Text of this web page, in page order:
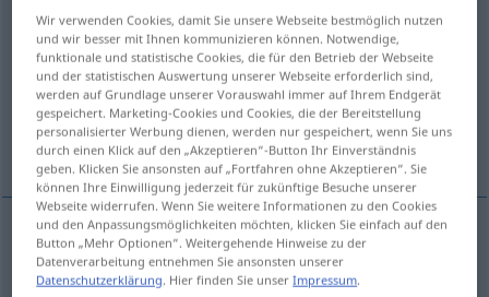
krakeelenv/i <keinge-;h>
Übersicht aller Übersetzungen
(Für mehr Details die Übersetzung anklicken/antippen)
make a row
make(odkickup) arow(odracket)
krakeelen
Wir verwenden Cookies, damit Sie unsere Webseite bestmöglich nutzen
und wir besser mit Ihnen kommunizieren können. Notwendige,
funktionale und statistische Cookies, die für den Betrieb der Webseite
und der statistischen Auswertung unserer Webseite erforderlich sind,
werden auf Grundlage unserer Vorauswahl immer auf Ihrem Endgerät
gespeichert. Marketing-Cookies und Cookies, die der Bereitstellung
personalisierter Werbung dienen, werden nur gespeichert, wenn Sie uns
durch einen Klick auf den „Akzeptieren“-Button Ihr Einverständnis
geben. Klicken Sie ansonsten auf „Fortfahren ohne Akzeptieren“. Sie
können Ihre Einwilligung jederzeit für zukünftige Besuche unserer
Webseite widerrufen. Wenn Sie weitere Informationen zu den Cookies
und den Anpassungsmöglichkeiten möchten, klicken Sie einfach auf den
Button „Mehr Optionen“. Weitergehende Hinweise zu der
Datenverarbeitung entnehmen Sie ansonsten unserer
Datenschutzerklärung. Hier finden Sie unserImpressum.